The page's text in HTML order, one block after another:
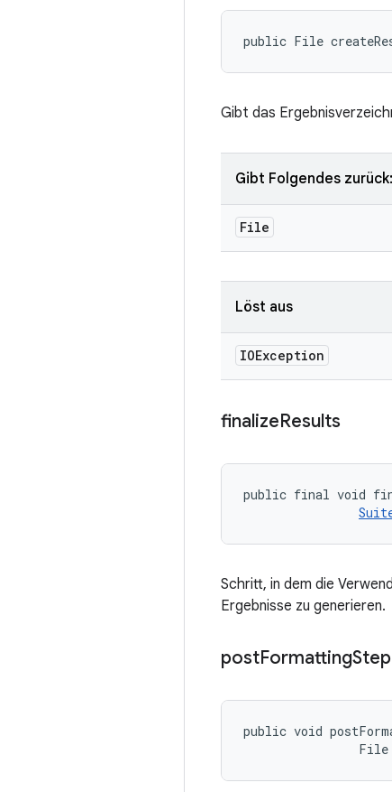
public File
Gibt das
Gibt Folgendes zurück:
File
Löst aus
IOException
finalizeResults
public final void
Schritt, in dem die
Ergebnisse zu generieren.
postFormattingStep
public void